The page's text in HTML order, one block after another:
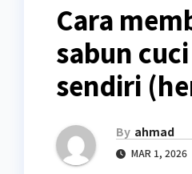
Cara
sabun
sendiri
By ahmad
MAR 1, 2026